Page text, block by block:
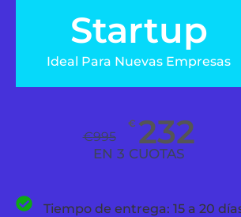
Startup
Ideal Para Nuevas Empresas
€995
€ 232
EN 3 CUOTAS
Tiempo de entrega: 15 a 20